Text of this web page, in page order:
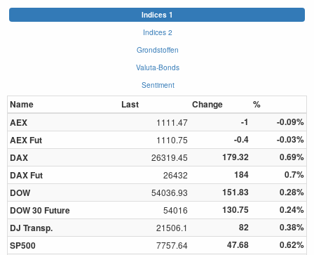
Indices 1
Indices 2
Grondstoffen
Valuta-Bonds
Sentiment
Name Last Change
%
AEX
1111.47 -1
-0.09%
AEX Fut
1110.75 -0.4
-0.03%
DAX
26319.45 179.32
0.69%
DAX Fut
26432 184
0.7%
DOW
54036.93 151.83
0.28%
DOW 30 Future
54016 130.75
0.24%
DJ Transp.
21506.1 82
0.38%
SP500
7757.64 47.68
0.62%